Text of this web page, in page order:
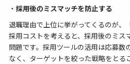
・ 採用後のミスマッチを防止する
退職理由で上位に挙がってくるのが、
採用コストを考えると、採用後のミス
問題です。採用ツールの活用は応募数
なく、ターゲットを絞った戦略をとる